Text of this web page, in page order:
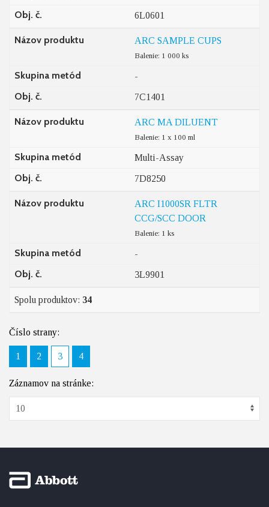
Obj. č. 6L0601
Názov produktu ARC SAMPLE CUPS
Balenie: 1 000 ks
Skupina metód -
Obj. č. 7C1401
Názov produktu ARC MA DILUENT
Balenie: 1 x 100 ml
Skupina metód Multi-Assay
Obj. č. 7D8250
Názov produktu
ARC I1000SR FLTR
CCG/SCC DOOR
Balenie: 1 ks
Skupina metód -
Obj. č. 3L9901
Spolu produktov: 34
Číslo strany:
1 2 3 4
Záznamov na stránke: